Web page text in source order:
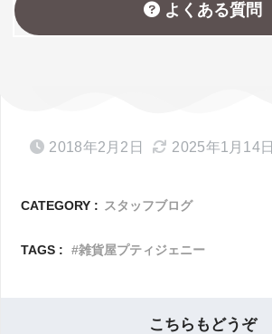
よくある質問
2018年2月2日 2025年1月14日
CATEGORY : スタッフブログ
TAGS : 雑貨屋プティジェニー
こちらもどうぞ